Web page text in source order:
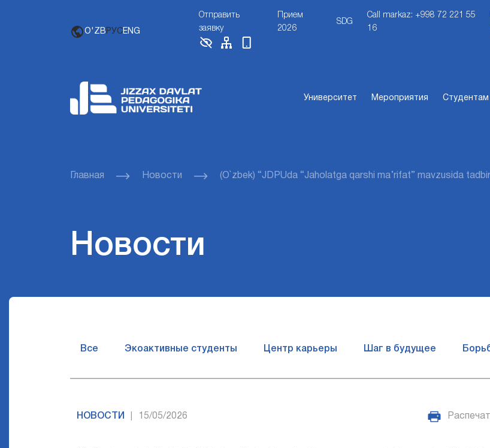
O'ZB РУСENG
Отправить
заявку
Прием
2026
SDG
Call markaz: +998 72 221 55
16
Университет Мероприятия Студентам
Главная Новости (O`zbek) “JDPUda “Jaholatga qarshi ma’rifat” mavzusida
Новости
Все Экоактивные студенты Центр карьеры Шаг в будущее
НОВОСТИ 15/05/2026